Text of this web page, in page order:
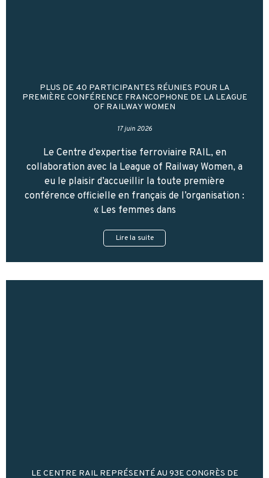
PLUS DE 40 PARTICIPANTES RÉUNIES POUR LA
PREMIÈRE CONFÉRENCE FRANCOPHONE DE LA LEAGUE
OF RAILWAY WOMEN
17 juin 2026
Le Centre d’expertise ferroviaire RAIL, en
collaboration avec la League of Railway Women, a
eu le plaisir d’accueillir la toute première
conférence officielle en français de l’organisation :
« Les femmes dans
Lire la suite
LE CENTRE RAIL REPRÉSENTÉ AU 93E CONGRÈS DE